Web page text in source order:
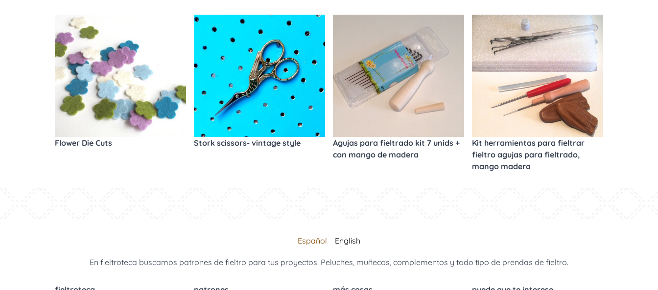
Flower Die Cuts Stork scissors- vintage style
Agujas para fieltrado kit 7 unids +
con mango de madera
Kit herramientas para fieltrar
fieltro agujas para fieltrado,
mango madera
Español English
En fieltroteca buscamos patrones de fieltro para tus proyectos. Peluches, muñecos, complementos y todo tipo de prendas de fieltro.